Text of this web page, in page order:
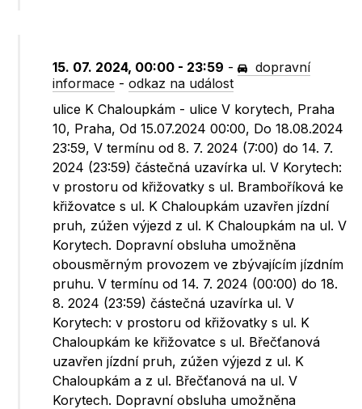
15. 07. 2024, 00:00 - 23:59 -
dopravní
informace -odkaz na událost
ulice K Chaloupkám - ulice V korytech, Praha
10, Praha, Od 15.07.2024 00:00, Do 18.08.2024
23:59, V termínu od 8. 7. 2024 (7:00) do 14. 7.
2024 (23:59) částečná uzavírka ul. V Korytech:
v prostoru od křižovatky s ul. Bramboříková ke
křižovatce s ul. K Chaloupkám uzavřen jízdní
pruh, zúžen výjezd z ul. K Chaloupkám na ul. V
Korytech. Dopravní obsluha umožněna
obousměrným provozem ve zbývajícím jízdním
pruhu. V termínu od 14. 7. 2024 (00:00) do 18.
8. 2024 (23:59) částečná uzavírka ul. V
Korytech: v prostoru od křižovatky s ul. K
Chaloupkám ke křižovatce s ul. Břečťanová
uzavřen jízdní pruh, zúžen výjezd z ul. K
Chaloupkám a z ul. Břečťanová na ul. V
Korytech. Dopravní obsluha umožněna